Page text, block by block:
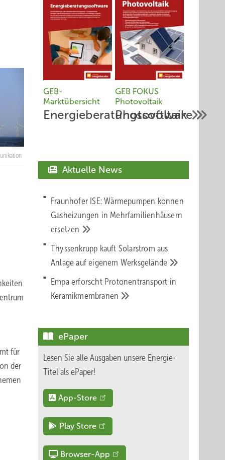
für
der
GEB-
Marktübersicht
Energieberatungssoftware
GEB FOKUS
Photovoltaik
Photovoltaik
Aktuelle News
Fraunhofer ISE: Wärmepumpen können
Gasheizungen in Mehrfamilienhäusern
ersetzen
Thyssenkrupp kauft Solarstrom aus
Anlage auf eigenem Werksgelände
Empa erforscht Protonentransport in
Keramikmembranen
ePaper
Lesen Sie alle Ausgaben unsere Energie-
Titel als ePaper!
App-Store
Play Store
Browser-App